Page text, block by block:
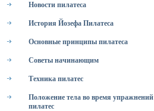
Новости пилатеса
История Йозефа Пилатеса
Основные принципы пилатеса
Советы начинающим
Техника пилатес
Положение тела во время упражнений
пилатес